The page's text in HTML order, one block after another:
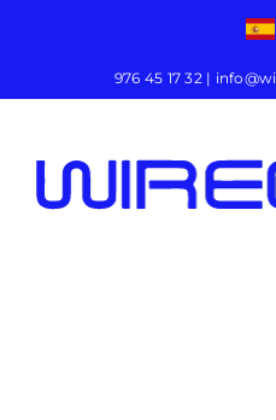
976 45 17 32|